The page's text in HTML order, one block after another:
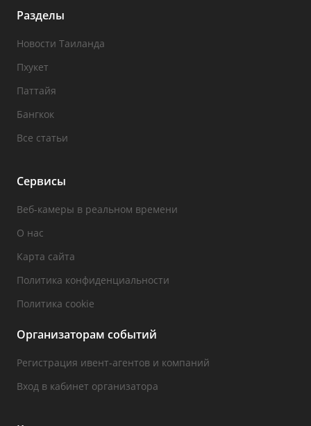
Разделы
Новости Таиланда
Пхукет
Паттайя
Бангкок
Все статьи
Сервисы
Веб-камеры в реальном времени
О нас
Карта сайта
Политика конфиденциальности
Политика cookie
Организаторам событий
Регистрация ивент-агентов и компаний
Вход в кабинет организатора